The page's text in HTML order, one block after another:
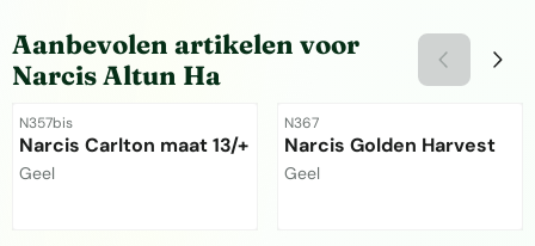
Aanbevolen artikelen voor
Narcis Altun Ha
Artikelnummer
N357bis
Narcis Carlton maat 13/+
Merk:
Geel
Artikelnummer
N367
Narcis Golden Harvest
Merk:
Geel